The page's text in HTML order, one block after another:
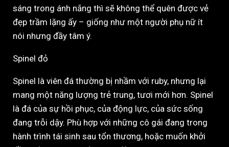
sáng trong ánh nắng thì sẽ không thể quên được vẻ
đẹp trầm lặng ấy – giống như một người phụ nữ ít
nói nhưng đầy tâm ý.
Spinel đỏ
Spinel là viên đá thường bị nhầm với ruby, nhưng lại
mang một năng lượng trẻ trung, tươi mới hơn. Spinel
là đá của sự hồi phục, của động lực, của sức sống
đang trỗi dậy. Phù hợp với những cô gái đang trong
hành trình tái sinh sau tổn thương, hoặc muốn khởi